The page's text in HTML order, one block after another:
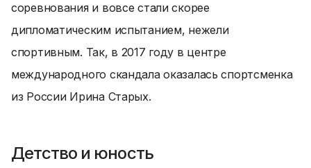
соревнования и вовсе стали скорее
дипломатическим испытанием, нежели
спортивным. Так, в 2017 году в центре
международного скандалаоказалась спортсменка
из России Ирина Старых.
Детство и юность